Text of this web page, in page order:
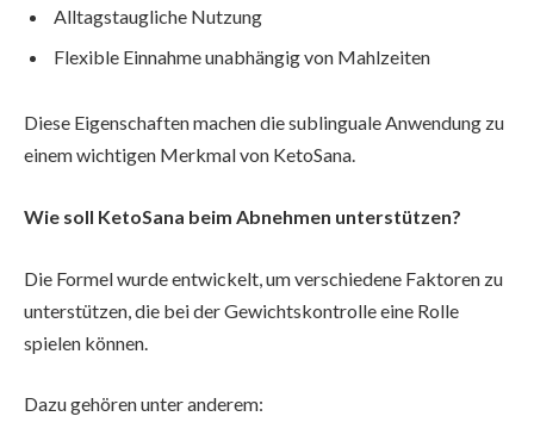
Alltagstaugliche Nutzung
Flexible Einnahme unabhängig von Mahlzeiten
Diese Eigenschaften machen die sublinguale Anwendung zu
einem wichtigen Merkmal von KetoSana.
Wie soll KetoSana beim Abnehmen unterstützen?
Die Formel wurde entwickelt, um verschiedene Faktoren zu
unterstützen, die bei der Gewichtskontrolle eine Rolle
spielen können.
Dazu gehören unter anderem: